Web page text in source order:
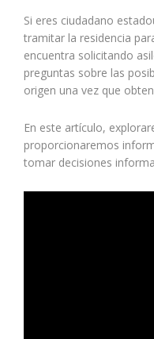
Si eres ciudadano
tramitar la residencia
encuentra solicitando
preguntas sobre las
origen una vez que
En este artículo,
proporcionaremos
tomar decisiones